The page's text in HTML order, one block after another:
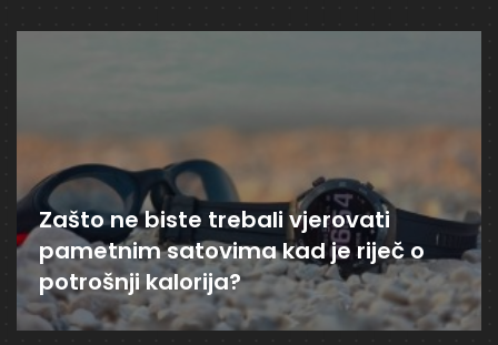
Zašto ne biste trebali vjerovati
pametnim satovima kad je riječ o
potrošnji kalorija?